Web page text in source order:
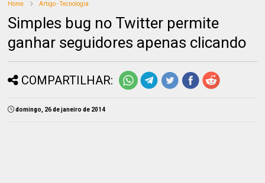
Home Artigo - Tecnologia
Simples bug no Twitter permite
ganhar seguidores apenas clicando
COMPARTILHAR:
domingo, 26 de janeiro de 2014